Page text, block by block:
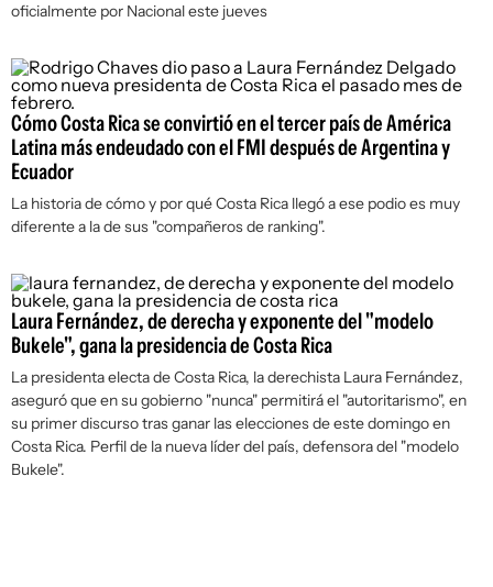
oficialmente por Nacional este jueves
Cómo Costa Rica se convirtió en el tercer país de América
Latina más endeudado con el FMI después de Argentina y
Ecuador
La historia de cómo y por qué Costa Rica llegó a ese podio es muy
diferente a la de sus "compañeros de ranking".
Laura Fernández, de derecha y exponente del "modelo
Bukele", gana la presidencia de Costa Rica
La presidenta electa de Costa Rica, la derechista Laura Fernández,
aseguró que en su gobierno "nunca" permitirá el "autoritarismo", en
su primer discurso tras ganar las elecciones de este domingo en
Costa Rica. Perfil de la nueva líder del país, defensora del "modelo
Bukele".